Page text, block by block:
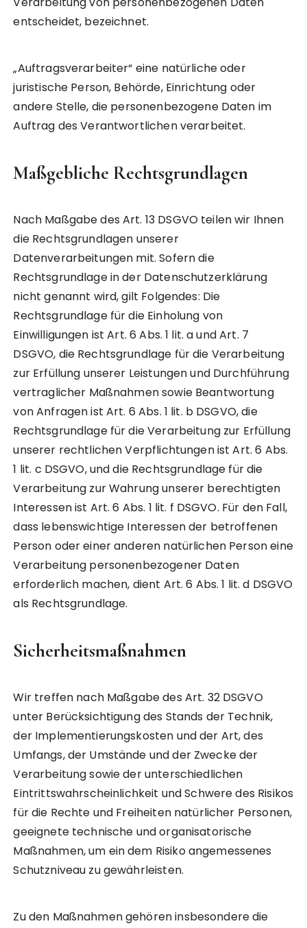
entscheidet, bezeichnet.
„Auftragsverarbeiter“ eine natürliche oder
juristische Person, Behörde, Einrichtung oder
andere Stelle, die personenbezogene Daten im
Auftrag des Verantwortlichen verarbeitet.
Maßgebliche Rechtsgrundlagen
Nach Maßgabe des Art. 13 DSGVO teilen wir Ihnen
die Rechtsgrundlagen unserer
Datenverarbeitungen mit. Sofern die
Rechtsgrundlage in der Datenschutzerklärung
nicht genannt wird, gilt Folgendes: Die
Rechtsgrundlage für die Einholung von
Einwilligungen ist Art. 6 Abs. 1 lit. a und Art. 7
DSGVO, die Rechtsgrundlage für die Verarbeitung
zur Erfüllung unserer Leistungen und Durchführung
vertraglicher Maßnahmen sowie Beantwortung
von Anfragen ist Art. 6 Abs. 1 lit. b DSGVO, die
Rechtsgrundlage für die Verarbeitung zur Erfüllung
unserer rechtlichen Verpflichtungen ist Art. 6 Abs.
1 lit. c DSGVO, und die Rechtsgrundlage für die
Verarbeitung zur Wahrung unserer berechtigten
Interessen ist Art. 6 Abs. 1 lit. f DSGVO. Für den Fall,
dass lebenswichtige Interessen der betroffenen
Person oder einer anderen natürlichen Person eine
Verarbeitung personenbezogener Daten
erforderlich machen, dient Art. 6 Abs. 1 lit. d DSGVO
als Rechtsgrundlage.
Sicherheitsmaßnahmen
Wir treffen nach Maßgabe des Art. 32 DSGVO
unter Berücksichtigung des Stands der Technik,
der Implementierungskosten und der Art, des
Umfangs, der Umstände und der Zwecke der
Verarbeitung sowie der unterschiedlichen
Eintrittswahrscheinlichkeit und Schwere des Risikos
für die Rechte und Freiheiten natürlicher Personen,
geeignete technische und organisatorische
Maßnahmen, um ein dem Risiko angemessenes
Schutzniveau zu gewährleisten.
Zu den Maßnahmen gehören insbesondere die